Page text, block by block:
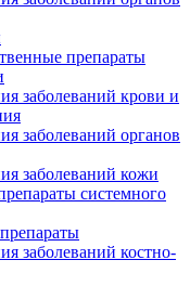
препараты
заболеваний крови и
заболеваний органов
заболеваний кожи
системного
заболеваний костно-